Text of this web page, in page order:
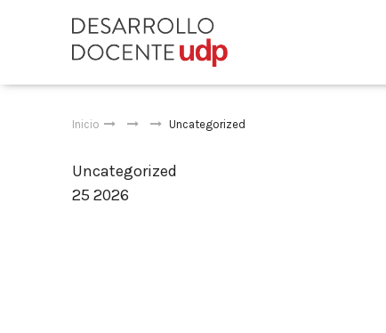
Inicio Uncategorized
Uncategorized
25 2026